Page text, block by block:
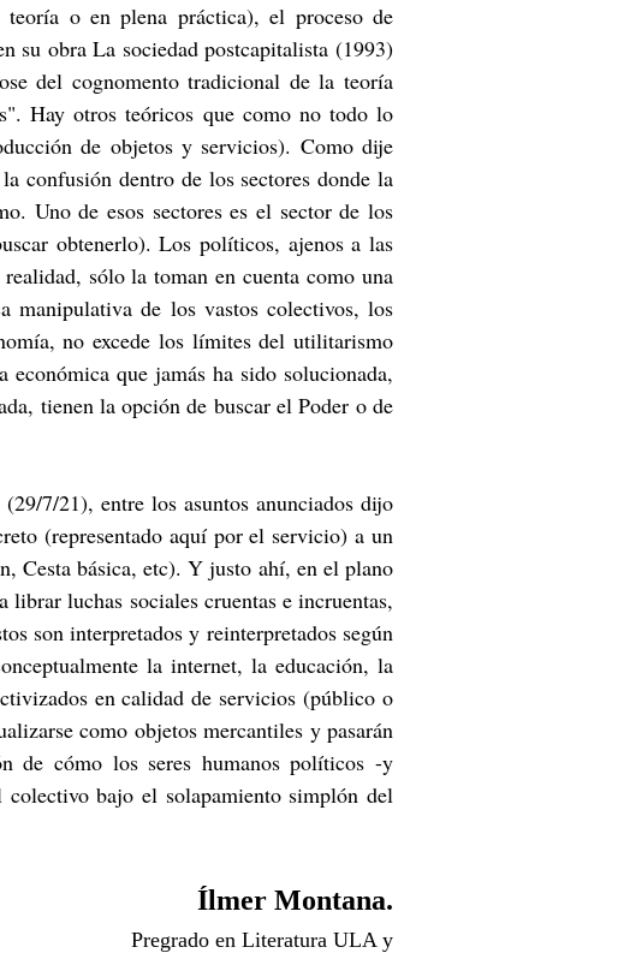
teoría o en plena práctica), el proceso de
su obra La sociedad postcapitalista (1993)
del cognomento tradicional de la teoría
Hay otros teóricos que como no todo lo
de objetos y servicios). Como dije
confusión dentro de los sectores donde la
Uno de esos sectores es el sector de los
obtenerlo). Los políticos, ajenos a las
sólo la toman en cuenta como una
manipulativa de los vastos colectivos, los
no excede los límites del utilitarismo
que jamás ha sido solucionada,
tienen la opción de buscar el Poder o de
7/21), entre los asuntos anunciados dijo
(representado aquí por el servicio) a un
Cesta básica, etc). Y justo ahí, en el plano
luchas sociales cruentas e incruentas,
son interpretados y reinterpretados según
la internet, la educación, la
en calidad de servicios (público o
como objetos mercantiles y pasarán
de cómo los seres humanos políticos -y
bajo el solapamiento simplón del
Ílmer Montana.
Pregrado en Literatura ULA y